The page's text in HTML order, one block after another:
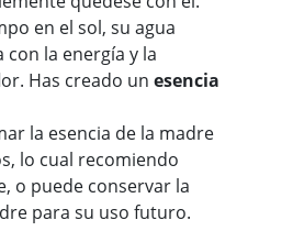
en el sol, su agua
la energía y la
Has creado un esencia
la esencia de la madre
lo cual recomiendo
o puede conservar la
para su uso futuro.